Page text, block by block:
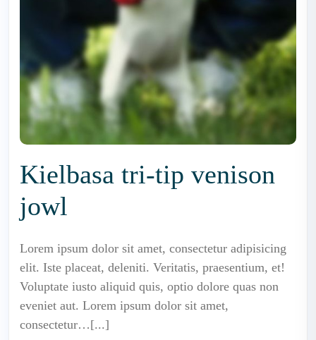
Kielbasa tri-tip venison
jowl
Lorem ipsum dolor sit amet, consectetur adipisicing
elit. Iste placeat, deleniti. Veritatis, praesentium, et!
Voluptate iusto aliquid quis, optio dolore quas non
eveniet aut. Lorem ipsum dolor sit amet,
consectetur…[...]